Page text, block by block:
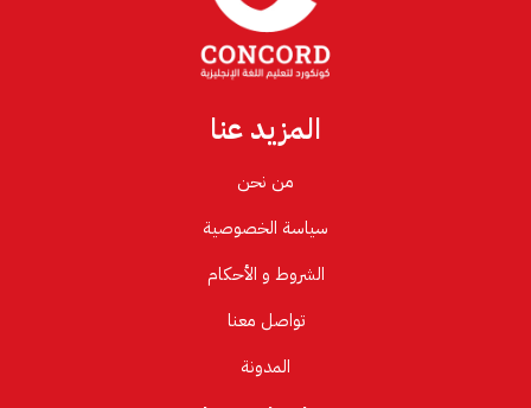
المزيد عنا
من نحن
سياسة الخصوصية
الشروط و الأحكام
تواصل معنا
المدونة